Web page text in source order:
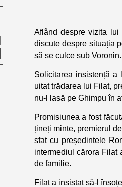
Aflând despre vizita
discute despre situația
să se culce sub Voronin.
Solicitarea insistență
uitat trădarea lui Filat,
nu-l lasă pe Ghimpu în
Promisiunea a fost
țineți minte, premierul
sfat cu președintele
intermediul cărora Filat
de familie.
Filat a insistat să-l